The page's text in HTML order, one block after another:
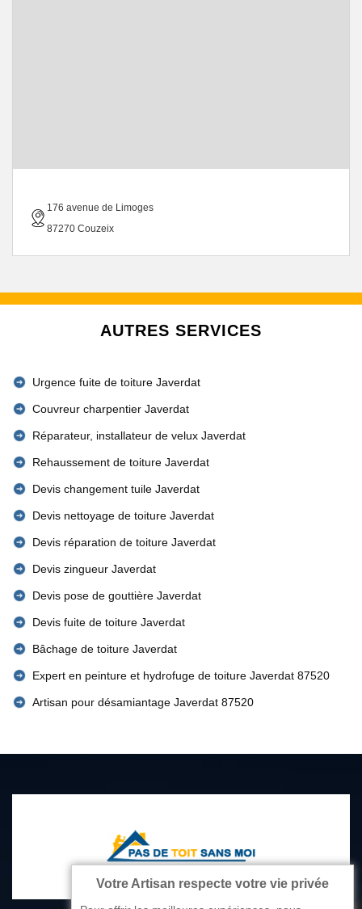
176 avenue de Limoges
87270 Couzeix
AUTRES SERVICES
Urgence fuite de toiture Javerdat
Couvreur charpentier Javerdat
Réparateur, installateur de velux Javerdat
Rehaussement de toiture Javerdat
Devis changement tuile Javerdat
Devis nettoyage de toiture Javerdat
Devis réparation de toiture Javerdat
Devis zingueur Javerdat
Devis pose de gouttière Javerdat
Devis fuite de toiture Javerdat
Bâchage de toiture Javerdat
Expert en peinture et hydrofuge de toiture Javerdat 87520
Artisan pour désamiantage Javerdat 87520
Votre Artisan respecte votre vie privée